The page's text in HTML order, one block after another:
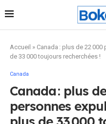
Accueil » Canada : plus de 22
de 33 000 toujours recherchées !
Canada
Canada : plus
personnes